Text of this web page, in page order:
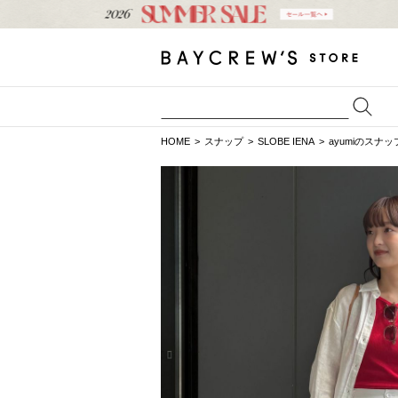
HOME スナップ SLOBE IENA ayumiのスナッ